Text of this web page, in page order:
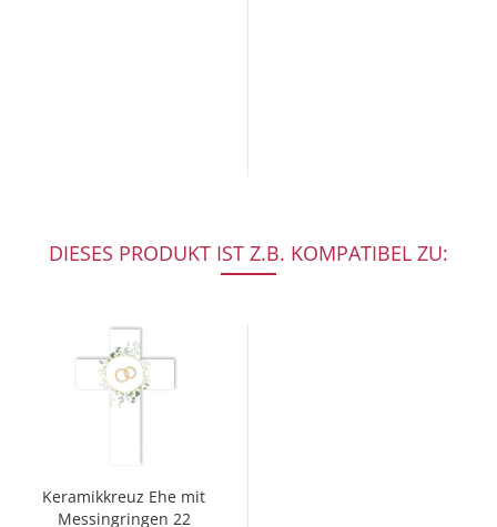
DIESES PRODUKT IST Z.B. KOMPATIBEL ZU:
Keramikkreuz Ehe mit
Messingringen 22